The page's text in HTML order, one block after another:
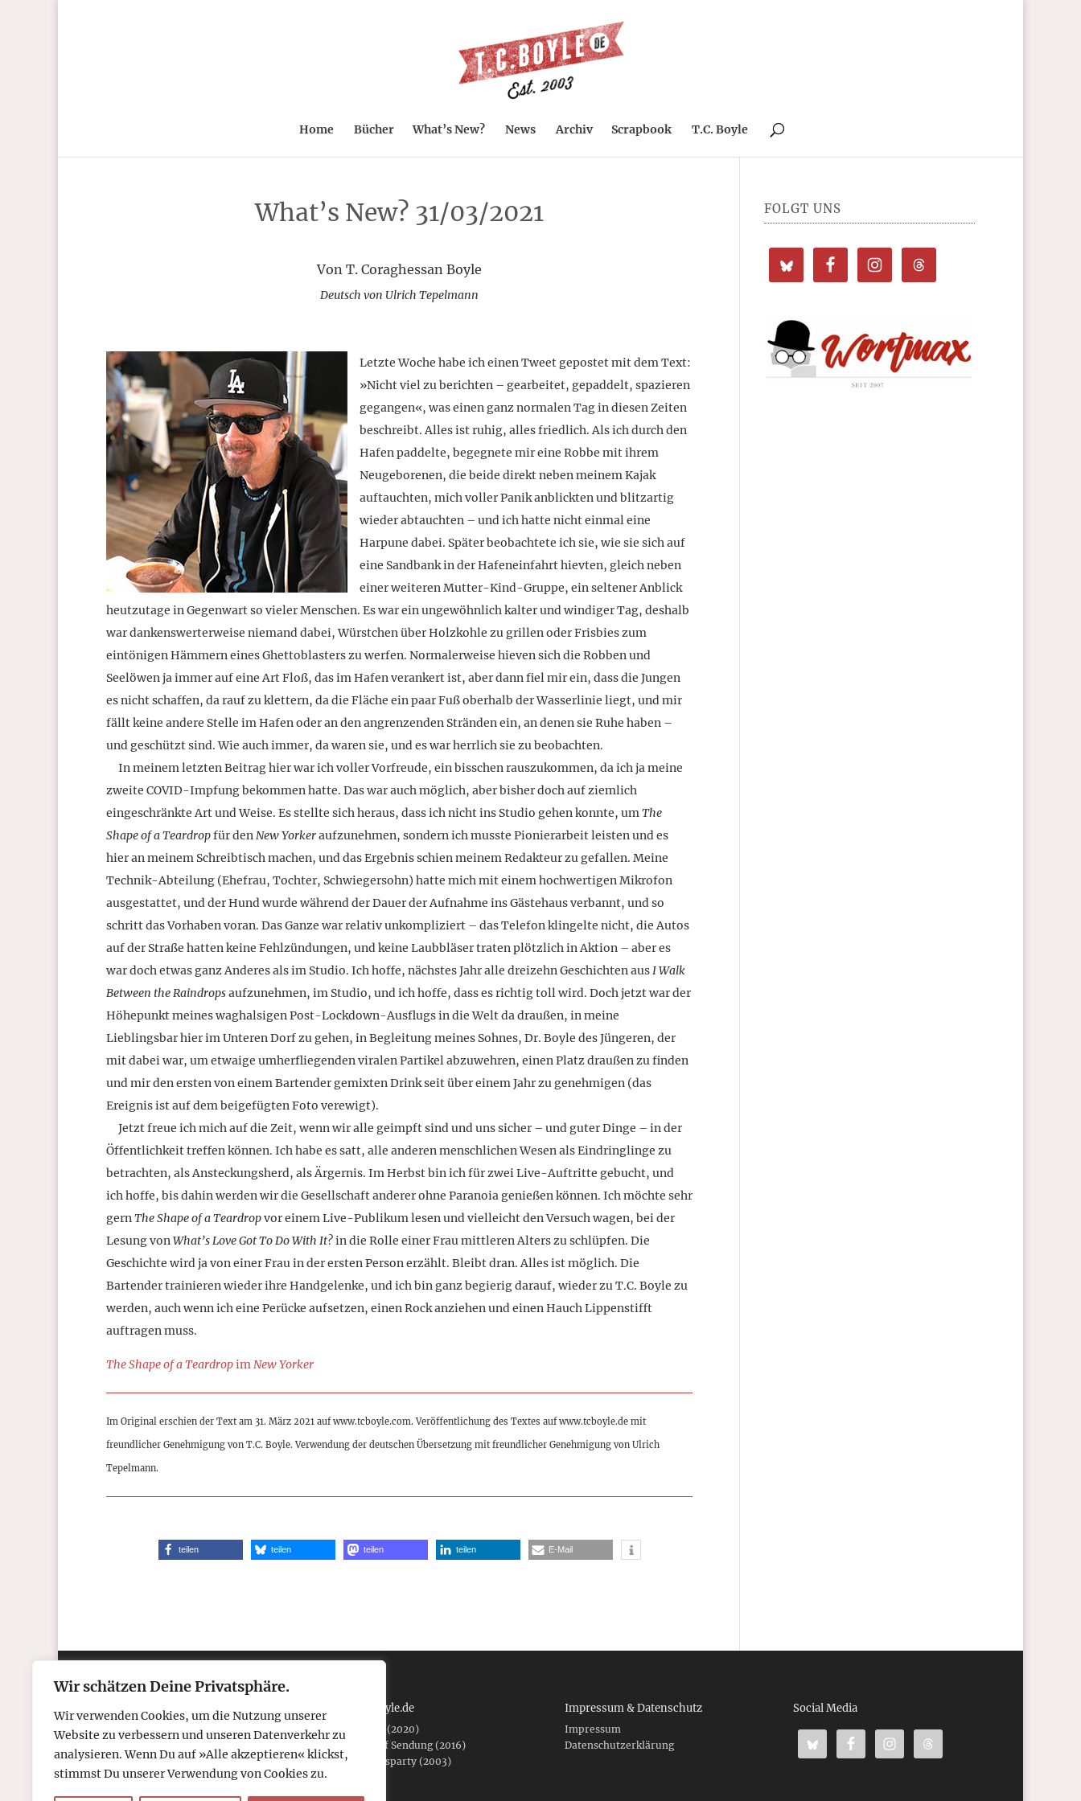
Wir schätzen Deine Privatsphäre.
Wir verwenden Cookies, um die Nutzung unserer
Website zu verbessern und unseren Datenverkehr zu
analysieren. Wenn Du auf »Alle akzeptieren« klickst,
stimmst Du unserer Verwendung von Cookies zu.
Home Bücher What’s New? News Archiv Scrapbook T.C. Boyle
What’s New? 31/03/2021
Von T. Coraghessan Boyle
Deutsch von Ulrich Tepelmann
Letzte Woche habe ich einen Tweet gepostet mit dem Text:
»Nicht viel zu berichten – gearbeitet, gepaddelt, spazieren
gegangen«, was einen ganz normalen Tag in diesen Zeiten
beschreibt. Alles ist ruhig, alles friedlich. Als ich durch den
Hafen paddelte, begegnete mir eine Robbe mit ihrem
Neugeborenen, die beide direkt neben meinem Kajak
auftauchten, mich voller Panik anblickten und blitzartig
wieder abtauchten – und ich hatte nicht einmal eine
Harpune dabei. Später beobachtete ich sie, wie sie sich auf
eine Sandbank in der Hafeneinfahrt hievten, gleich neben
einer weiteren Mutter-Kind-Gruppe, ein seltener Anblick
heutzutage in Gegenwart so vieler Menschen. Es war ein ungewöhnlich kalter und windiger Tag, deshalb
war dankenswerterweise niemand dabei, Würstchen über Holzkohle zu grillen oder Frisbies zum
eintönigen Hämmern eines Ghettoblasters zu werfen. Normalerweise hieven sich die Robben und
Seelöwen ja immer auf eine Art Floß, das im Hafen verankert ist, aber dann fiel mir ein, dass die Jungen
es nicht schaffen, da rauf zu klettern, da die Fläche ein paar Fuß oberhalb der Wasserlinie liegt, und mir
fällt keine andere Stelle im Hafen oder an den angrenzenden Stränden ein, an denen sie Ruhe haben –
und geschützt sind. Wie auch immer, da waren sie, und es war herrlich sie zu beobachten.
In meinem letzten Beitrag hier war ich voller Vorfreude, ein bisschen rauszukommen, da ich ja meine
zweite COVID-Impfung bekommen hatte. Das war auch möglich, aber bisher doch auf ziemlich
eingeschränkte Art und Weise. Es stellte sich heraus, dass ich nicht ins Studio gehen konnte, umThe
Shape of a Teardropfür denNew Yorkeraufzunehmen, sondern ich musste Pionierarbeit leisten und es
hier an meinem Schreibtisch machen, und das Ergebnis schien meinem Redakteur zu gefallen. Meine
Technik-Abteilung (Ehefrau, Tochter, Schwiegersohn) hatte mich mit einem hochwertigen Mikrofon
ausgestattet, und der Hund wurde während der Dauer der Aufnahme ins Gästehaus verbannt, und so
schritt das Vorhaben voran. Das Ganze war relativ unkompliziert – das Telefon klingelte nicht, die Autos
auf der Straße hatten keine Fehlzündungen, und keine Laubbläser traten plötzlich in Aktion – aber es
war doch etwas ganz Anderes als im Studio. Ich hoffe, nächstes Jahr alle dreizehn Geschichten ausI Walk
Between the Raindropsaufzunehmen, im Studio, und ich hoffe, dass es richtig toll wird. Doch jetzt war der
Höhepunkt meines waghalsigen Post-Lockdown-Ausflugs in die Welt da draußen, in meine
Lieblingsbar hier im Unteren Dorf zu gehen, in Begleitung meines Sohnes, Dr. Boyle des Jüngeren, der
mit dabei war, um etwaige umherfliegenden viralen Partikel abzuwehren, einen Platz draußen zu finden
und mir den ersten von einem Bartender gemixten Drink seit über einem Jahr zu genehmigen (das
Ereignis ist auf dem beigefügten Foto verewigt).
Jetzt freue ich mich auf die Zeit, wenn wir alle geimpft sind und uns sicher – und guter Dinge – in der
Öffentlichkeit treffen können. Ich habe es satt, alle anderen menschlichen Wesen als Eindringlinge zu
betrachten, als Ansteckungsherd, als Ärgernis. Im Herbst bin ich für zwei Live-Auftritte gebucht, und
ich hoffe, bis dahin werden wir die Gesellschaft anderer ohne Paranoia genießen können. Ich möchte sehr
gernThe Shape of a Teardropvor einem Live-Publikum lesen und vielleicht den Versuch wagen, bei der
Lesung vonWhat’s Love Got To Do With It?in die Rolle einer Frau mittleren Alters zu schlüpfen. Die
Geschichte wird ja von einer Frau in der ersten Person erzählt. Bleibt dran. Alles ist möglich. Die
Bartender trainieren wieder ihre Handgelenke, und ich bin ganz begierig darauf, wieder zu T.C. Boyle zu
werden, auch wenn ich eine Perücke aufsetzen, einen Rock anziehen und einen Hauch Lippenstifft
auftragen muss.
The Shape of a TeardropimNew Yorker
Im Original erschien der Text am 31. März 2021 auf www.tcboyle.com. Veröffentlichung des Textes auf www.tcboyle.de mit
freundlicher Genehmigung von T.C. Boyle. Verwendung der deutschen Übersetzung mit freundlicher Genehmigung von Ulrich
Tepelmann.
teilen teilen teilen teilen E-Mail
FOLGT UNS
Kontakt
Telefon: 05306 912 418
Über tcboyle.de
Refreshed (2020)
Wieder auf Sendung (2016)
Eröffnungsparty (2003)
Impressum & Datenschutz
Impressum
Datenschutzerklärung
Social Media